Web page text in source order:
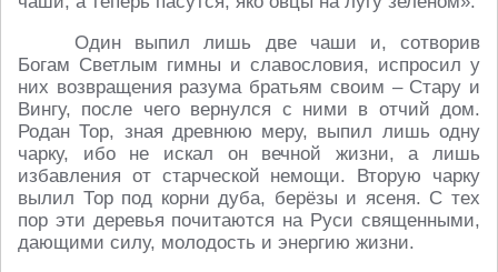
Один выпил лишь две чаши и, сотворив
Богам Светлым гимны и славословия, испросил у
них возвращения разума братьям своим – Стару и
Вингу, после чего вернулся с ними в отчий дом.
Родан Тор, зная древнюю меру, выпил лишь одну
чарку, ибо не искал он вечной жизни, а лишь
избавления от старческой немощи. Вторую чарку
вылил Тор под корни дуба, берёзы и ясеня. С тех
пор эти деревья почитаются на Руси священными,
дающими силу, молодость и энергию жизни.